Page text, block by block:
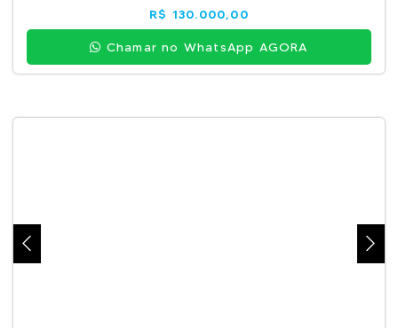
R$ 130.000,00
Chamar no WhatsApp AGORA